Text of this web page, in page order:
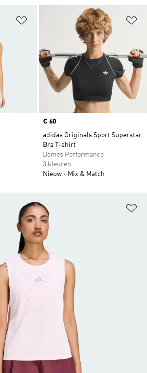
Op verlanglijst zetten
Price
€ 60
adidas Originals Sport Superstar
Bra T-shirt
Dames Performance
3 kleuren
Nieuw
Mix & Match